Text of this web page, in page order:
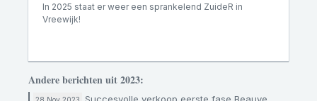
In 2025 staat er weer een sprankelend ZuideR in
Vreewijk!
Andere berichten uit 2023: